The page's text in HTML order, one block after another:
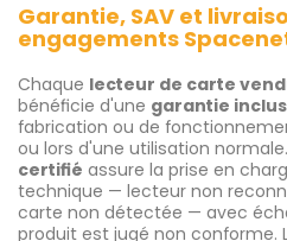
Garantie, SAV et
engagements
Chaque lecteur de carte
bénéficie d'une garantie
fabrication ou de
ou lors d'une utilisation
certifié assure la prise en
technique — lecteur non
carte non détectée — avec
produit est jugé non conforme.